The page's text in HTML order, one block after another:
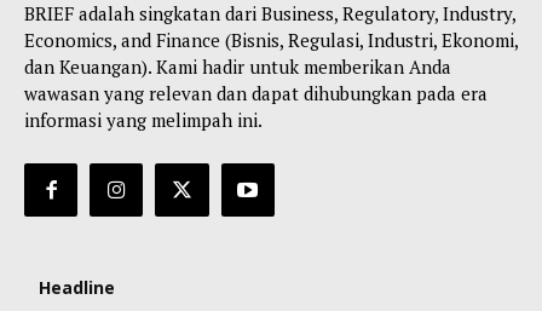
BRIEF adalah singkatan dari Business, Regulatory, Industry,
Economics, and Finance (Bisnis, Regulasi, Industri, Ekonomi,
dan Keuangan). Kami hadir untuk memberikan Anda
wawasan yang relevan dan dapat dihubungkan pada era
informasi yang melimpah ini.
Headline